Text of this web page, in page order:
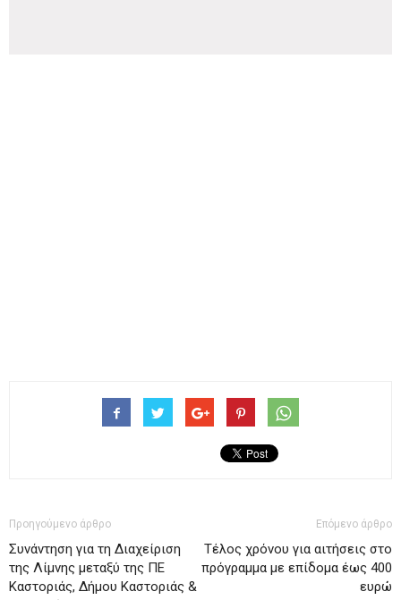
Προηγούμενο άρθρο
Συνάντηση για τη Διαχείριση
της Λίμνης μεταξύ της ΠΕ
Καστοριάς, Δήμου Καστοριάς &
Επόμενο άρθρο
Τέλος χρόνου για αιτήσεις στο
πρόγραμμα με επίδομα έως 400
ευρώ